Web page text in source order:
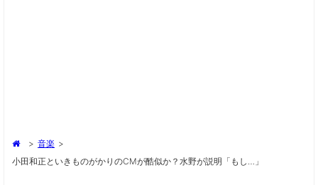
> 音楽 >
小田和正といきものがかりのCMが酷似か？水野が説明「もし…」